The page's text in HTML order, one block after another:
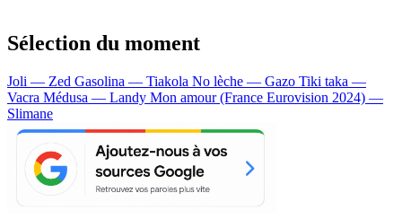
Sélection du moment
Joli — Zed Gasolina — Tiakola No lèche — Gazo Tiki taka —
Vacra Médusa — Landy Mon amour (France Eurovision 2024) —
Slimane